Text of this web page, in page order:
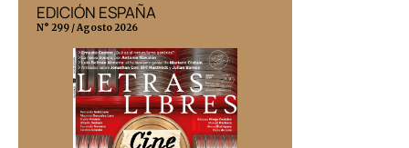
EDICIÓN ESPAÑA
N° 299 / Agosto 2026